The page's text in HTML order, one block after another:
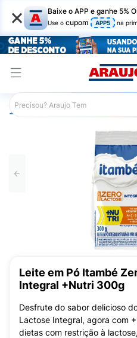
× Baixe o APP e ganhe 5%
Use o cupom APP5 na
Araujo Mercado
Leite em Pó Itambé
Integral +Nutri 300g
Desfrute do sabor delicioso
Lactose Integral, agora com
dietas com restrição à